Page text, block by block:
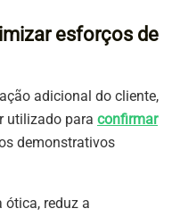
esforços de
adicional do cliente,
utilizado para confirmar
demonstrativos
ótica, reduz a